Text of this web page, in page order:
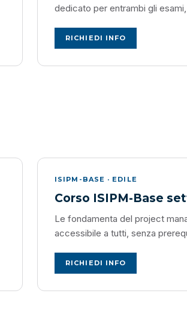
dedicato per entrambi gli
RICHIEDI INFO
ISIPM-BASE · EDILE
Corso ISIPM-Base
Le fondamenta del project
accessibile a tutti, senza
RICHIEDI INFO